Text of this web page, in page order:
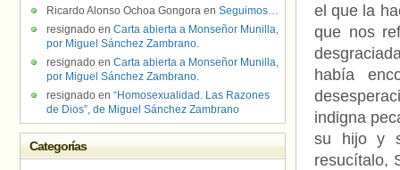
el que la
que nos
había
indigna
su hijo y
resucítalo,
Ricardo Alonso Ochoa Gongora en Seguimos…
resignado en Carta abierta a Monseñor Munilla,
por Miguel Sánchez Zambrano.
resignado en Carta abierta a Monseñor Munilla,
por Miguel Sánchez Zambrano.
resignado en “Homosexualidad. Las Razones
de Dios”, de Miguel Sánchez Zambrano
Categorías